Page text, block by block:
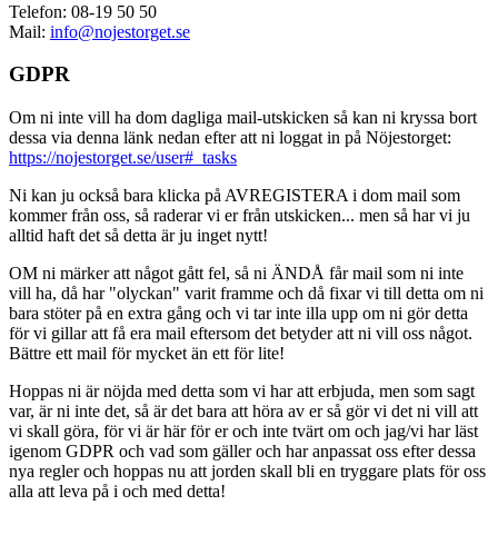
Telefon: 08-19 50 50
Mail: info@nojestorget.se
GDPR
Om ni inte vill ha dom dagliga mail-utskicken så kan ni kryssa bort
dessa via denna länk nedan efter att ni loggat in på Nöjestorget:
https://nojestorget.se/user#_tasks
Ni kan ju också bara klicka på AVREGISTERA i dom mail som
kommer från oss, så raderar vi er från utskicken... men så har vi ju
alltid haft det så detta är ju inget nytt!
OM ni märker att något gått fel, så ni ÄNDÅ får mail som ni inte
vill ha, då har "olyckan" varit framme och då fixar vi till detta om ni
bara stöter på en extra gång och vi tar inte illa upp om ni gör detta
för vi gillar att få era mail eftersom det betyder att ni vill oss något.
Bättre ett mail för mycket än ett för lite!
Hoppas ni är nöjda med detta som vi har att erbjuda, men som sagt
var, är ni inte det, så är det bara att höra av er så gör vi det ni vill att
vi skall göra, för vi är här för er och inte tvärt om och jag/vi har läst
igenom GDPR och vad som gäller och har anpassat oss efter dessa
nya regler och hoppas nu att jorden skall bli en tryggare plats för oss
alla att leva på i och med detta!